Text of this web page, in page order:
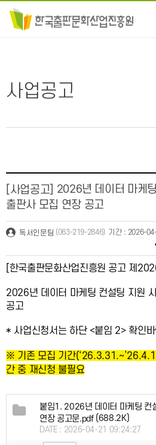
사업공고
[사업공고]
2026년 데이터 마케
출판사 모집 연장 공고
독서인문팀 (063-219-2846) 기간 : 2026-
[한국출판문화산업진흥원 공고 제
2026년 데이터 마케팅 컨설팅 지원
공고
* 사업신청서는 하단 <붙임 2> 확인
※ 기존 모집 기간
간 중 재신청 불필요
붙임1. 2026년 데이터 마케팅 컨
연장 공고문.pdf(688.2K)
DATE : 2026-04-21 09:24:27